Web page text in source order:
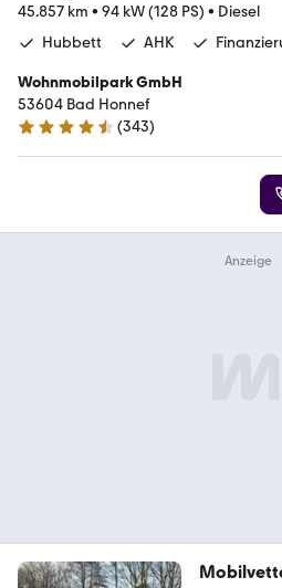
45.857 km • 94 kW (128 PS) • Diesel
Hubbett
AHK
Wohnmobilpark GmbH
53604 Bad Honnef
4.3 Sterne
(343)